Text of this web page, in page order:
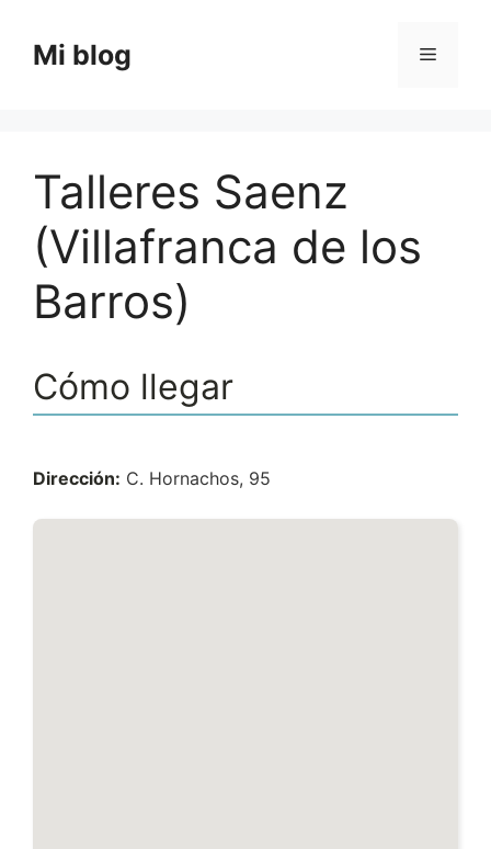
contenido
Mi blog Menú
Talleres Saenz
(Villafranca de los
Barros)
Cómo llegar
Dirección: C. Hornachos, 95